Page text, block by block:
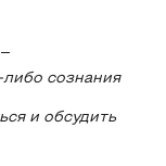
либо сознания
и обсудить